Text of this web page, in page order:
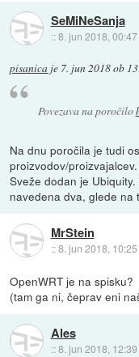
SeMiNeSanja
::8. jun 2018, 00:47
pisanica je 7. jun 2018 ob
Povezava na poročilo
Na dnu poročila je tudi
proizvodov/proizvajalcev.
Sveže dodan je
navedena dva, glede na
MrStein
::8. jun 2018, 10:25
OpenWRT je na spisku?
(tam ga ni, čeprav eni
Ales
::8. jun 2018, 12:39